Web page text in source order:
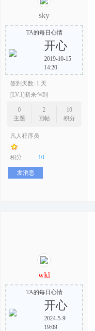
sky
TA的每日心情
开心
2019-10-15
14:20
签到天数: 1 天
[LV.1]初来乍到
0
主题
2
回帖
10
积分
凡人程序员
积分 10
发消息
wkl
TA的每日心情
开心
2024-5-9
19:09